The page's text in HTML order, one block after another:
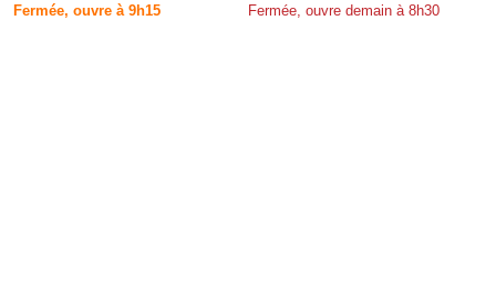
Fermée, ouvre à 9h15
Fermée, ouvre demain à 8h30